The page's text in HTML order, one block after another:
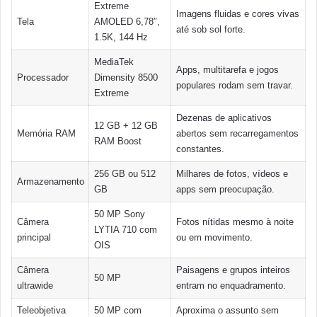
Tela
Extreme
AMOLED 6,78″,
1.5K, 144 Hz
Imagens fluidas e cores vivas
até sob sol forte.
Processador
MediaTek
Dimensity 8500
Extreme
Apps, multitarefa e jogos
populares rodam sem travar.
Memória RAM
12 GB + 12 GB
RAM Boost
Dezenas de aplicativos
abertos sem recarregamentos
constantes.
Armazenamento
256 GB ou 512
GB
Milhares de fotos, vídeos e
apps sem preocupação.
Câmera
principal
50 MP Sony
LYTIA 710 com
OIS
Fotos nítidas mesmo à noite
ou em movimento.
Câmera
ultrawide
50 MP
Paisagens e grupos inteiros
entram no enquadramento.
Teleobjetiva
50 MP com
Aproxima o assunto sem